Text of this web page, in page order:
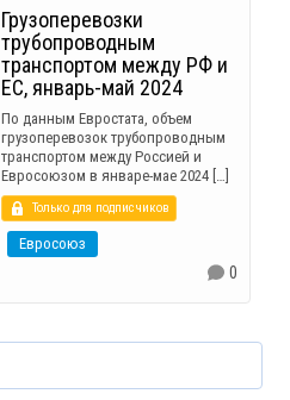
Грузоперевозки
трубопроводным
транспортом между РФ и
ЕС, январь-май 2024
По данным Евростата, объем
грузоперевозок трубопроводным
транспортом между Россией и
Евросоюзом в январе-мае 2024 […]
Только для подписчиков
Евросоюз
0